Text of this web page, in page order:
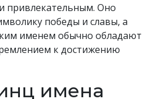
привлекательным. Оно
победы и славы, а
именем обычно обладают
к достижению
имена